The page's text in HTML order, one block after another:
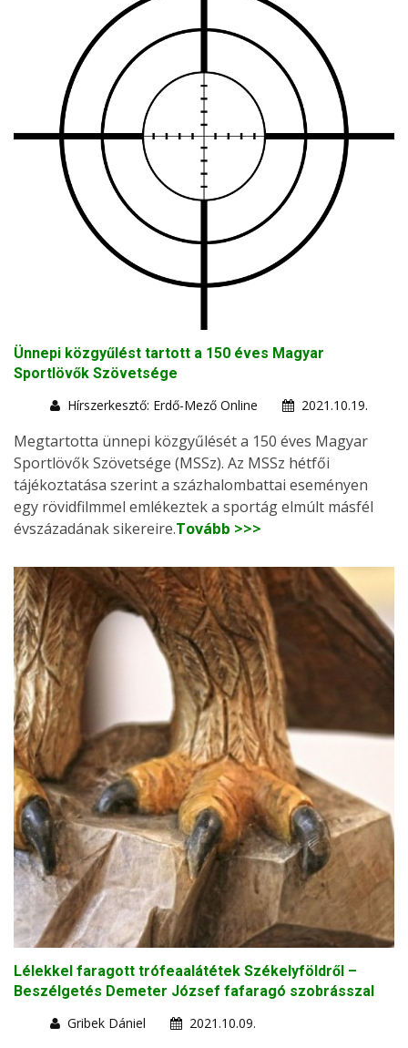
Ünnepi közgyűlést tartott a 150 éves Magyar
Sportlövők Szövetsége
Hírszerkesztő: Erdő-Mező Online
2021.10.19.
Megtartotta ünnepi közgyűlését a 150 éves Magyar
Sportlövők Szövetsége (MSSz). Az MSSz hétfői
tájékoztatása szerint a százhalombattai eseményen
egy rövidfilmmel emlékeztek a sportág elmúlt másfél
évszázadának sikereire.Tovább >>>
Lélekkel faragott trófeaalátétek Székelyföldről –
Beszélgetés Demeter József fafaragó szobrásszal
Gribek Dániel
2021.10.09.